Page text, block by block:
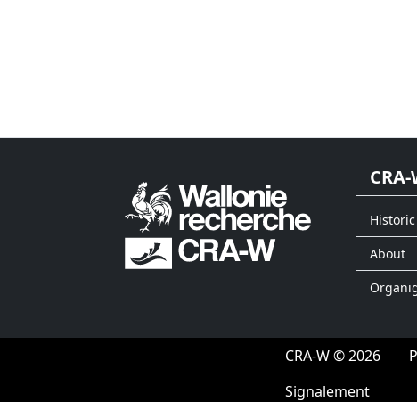
CRA-
Historic
About
CRA-W © 2026
Signalement